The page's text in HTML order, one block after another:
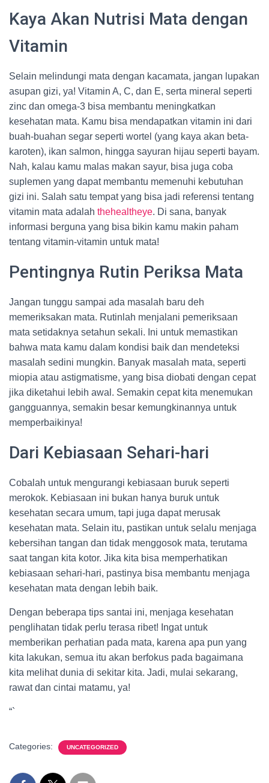
Kaya Akan Nutrisi Mata dengan
Vitamin
Selain melindungi mata dengan kacamata, jangan lupakan
asupan gizi, ya! Vitamin A, C, dan E, serta mineral seperti
zinc dan omega-3 bisa membantu meningkatkan
kesehatan mata. Kamu bisa mendapatkan vitamin ini dari
buah-buahan segar seperti wortel (yang kaya akan beta-
karoten), ikan salmon, hingga sayuran hijau seperti bayam.
Nah, kalau kamu malas makan sayur, bisa juga coba
suplemen yang dapat membantu memenuhi kebutuhan
gizi ini. Salah satu tempat yang bisa jadi referensi tentang
vitamin mata adalah thehealtheye. Di sana, banyak
informasi berguna yang bisa bikin kamu makin paham
tentang vitamin-vitamin untuk mata!
Pentingnya Rutin Periksa Mata
Jangan tunggu sampai ada masalah baru deh
memeriksakan mata. Rutinlah menjalani pemeriksaan
mata setidaknya setahun sekali. Ini untuk memastikan
bahwa mata kamu dalam kondisi baik dan mendeteksi
masalah sedini mungkin. Banyak masalah mata, seperti
miopia atau astigmatisme, yang bisa diobati dengan cepat
jika diketahui lebih awal. Semakin cepat kita menemukan
gangguannya, semakin besar kemungkinannya untuk
memperbaikinya!
Dari Kebiasaan Sehari-hari
Cobalah untuk mengurangi kebiasaan buruk seperti
merokok. Kebiasaan ini bukan hanya buruk untuk
kesehatan secara umum, tapi juga dapat merusak
kesehatan mata. Selain itu, pastikan untuk selalu menjaga
kebersihan tangan dan tidak menggosok mata, terutama
saat tangan kita kotor. Jika kita bisa memperhatikan
kebiasaan sehari-hari, pastinya bisa membantu menjaga
kesehatan mata dengan lebih baik.
Dengan beberapa tips santai ini, menjaga kesehatan
penglihatan tidak perlu terasa ribet! Ingat untuk
memberikan perhatian pada mata, karena apa pun yang
kita lakukan, semua itu akan berfokus pada bagaimana
kita melihat dunia di sekitar kita. Jadi, mulai sekarang,
rawat dan cintai matamu, ya!
“`
Categories: UNCATEGORIZED